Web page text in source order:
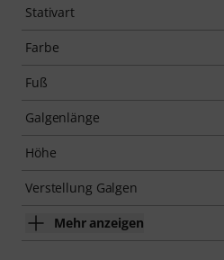
Stativart
Farbe
Fuß
Galgenlänge
Höhe
Verstellung Galgen
Mehr anzeigen